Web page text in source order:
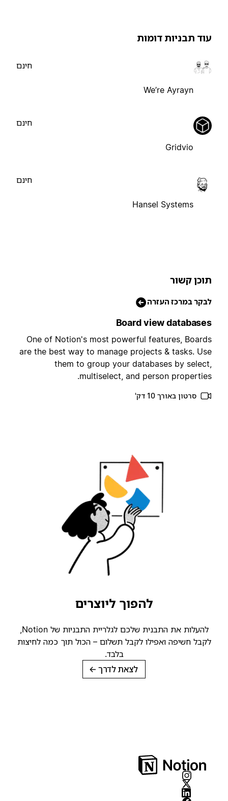
תבניות דומות
We’re Ayrayn
Gridvio
Hansel Systems
קשור
במרכז העזרה
Board view
One of Notion's most powerful features,
are the best way to manage projects & tasks.
them to group your databases by
multiselect, and person
סרטון באורך 10 דק'
להפוך ליוצרים
להעלות את התבנית שלכם לגלריית התבניות של Notion,
לקבל חשיפה ואפילו לקבל תשלום – הכול תוך כמה לחיצות
בלבד.
לצאת לדרך→